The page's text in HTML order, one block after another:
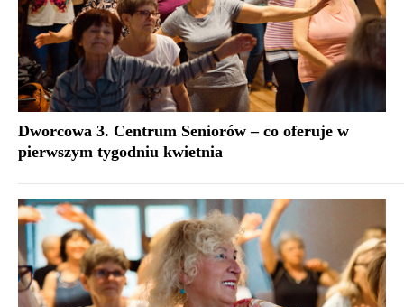
Dworcowa 3. Centrum Seniorów – co oferuje w
pierwszym tygodniu kwietnia